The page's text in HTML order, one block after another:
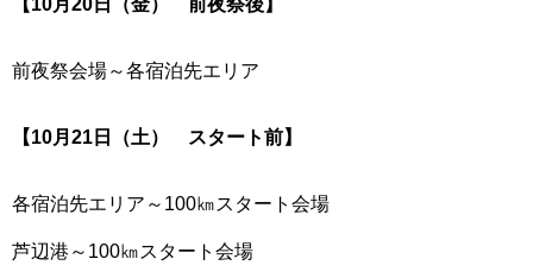
【10月20日（金） 前夜祭後】
前夜祭会場～各宿泊先エリア
【10月21日（土） スタート前】
各宿泊先エリア～100㎞スタート会場
芦辺港～100㎞スタート会場